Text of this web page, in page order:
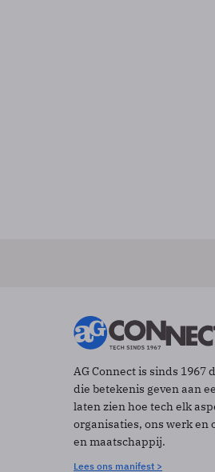
AG Connect is sinds 1967
die betekenis geven aan
laten zien hoe tech elk
organisaties, ons werk en
en maatschappij.
Lees ons manifest >